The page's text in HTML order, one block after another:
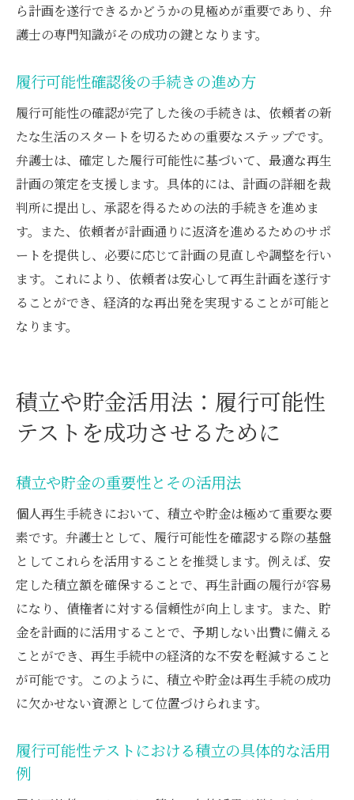
ら計画を遂行できるかどうかの見極めが重要であり、弁
護士の専門知識がその成功の鍵となります。
履行可能性確認後の手続きの進め方
履行可能性の確認が完了した後の手続きは、依頼者の新
たな生活のスタートを切るための重要なステップです。
弁護士は、確定した履行可能性に基づいて、最適な再生
計画の策定を支援します。具体的には、計画の詳細を裁
判所に提出し、承認を得るための法的手続きを進めま
す。また、依頼者が計画通りに返済を進めるためのサポ
ートを提供し、必要に応じて計画の見直しや調整を行い
ます。これにより、依頼者は安心して再生計画を遂行す
ることができ、経済的な再出発を実現することが可能と
なります。
積立や貯金活用法：履行可能性
テストを成功させるために
積立や貯金の重要性とその活用法
個人再生手続きにおいて、積立や貯金は極めて重要な要
素です。弁護士として、履行可能性を確認する際の基盤
としてこれらを活用することを推奨します。例えば、安
定した積立額を確保することで、再生計画の履行が容易
になり、債権者に対する信頼性が向上します。また、貯
金を計画的に活用することで、予期しない出費に備える
ことができ、再生手続中の経済的な不安を軽減すること
が可能です。このように、積立や貯金は再生手続の成功
に欠かせない資源として位置づけられます。
履行可能性テストにおける積立の具体的な活用
例